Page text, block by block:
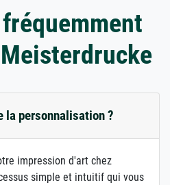
la personnalisation ?
impression d'art chez
simple et intuitif qui vous